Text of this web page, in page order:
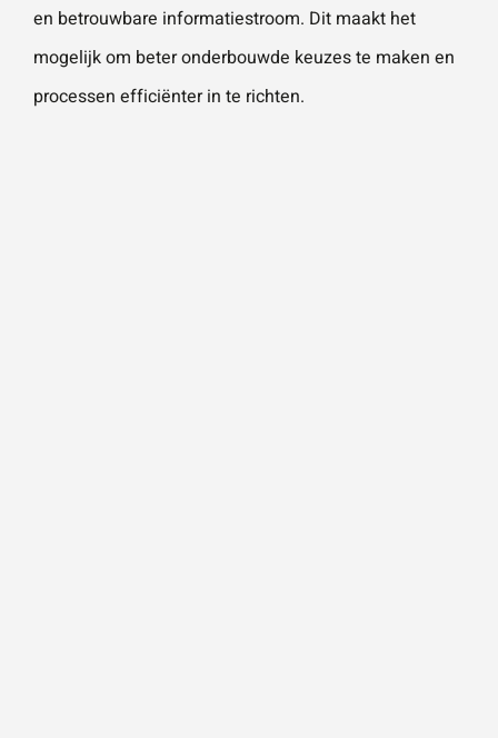
en betrouwbare informatiestroom. Dit maakt het
mogelijk om beter onderbouwde keuzes te maken en
processen efficiënter in te richten.